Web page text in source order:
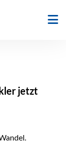
jetzt